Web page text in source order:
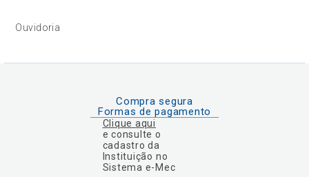
Ouvidoria
Compra segura
Formas de pagamento
Clique aqui
e consulte o
cadastro da
Instituição no
Sistema e-Mec